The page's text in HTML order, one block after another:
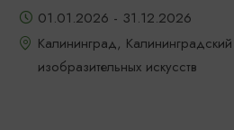
01.01.2026 - 31.12.2026
Калининград,
изобразительных искусств